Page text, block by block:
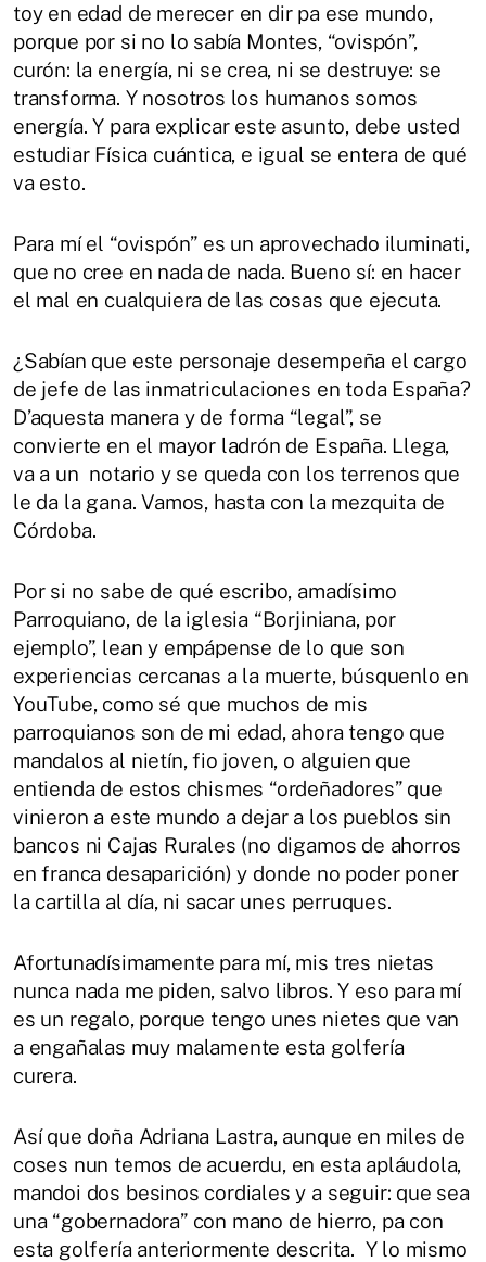
toy en edad de merecer en dir pa ese mundo,
porque por si no lo sabía Montes, “ovispón”,
curón: la energía, ni se crea, ni se destruye: se
transforma. Y nosotros los humanos somos
energía. Y para explicar este asunto, debe usted
estudiar Física cuántica, e igual se entera de qué
va esto.
Para mí el “ovispón” es un aprovechado iluminati,
que no cree en nada de nada. Bueno sí: en hacer
el mal en cualquiera de las cosas que ejecuta.
¿Sabían que este personaje desempeña el cargo
de jefe de las inmatriculaciones en toda España?
D’aquesta manera y de forma “legal”, se
convierte en el mayor ladrón de España. Llega,
va a un notario y se queda con los terrenos que
le da la gana. Vamos, hasta con la mezquita de
Córdoba.
Por si no sabe de qué escribo, amadísimo
Parroquiano, de la iglesia “Borjiniana, por
ejemplo”, lean y empápense de lo que son
experiencias cercanas a la muerte, búsquenlo en
YouTube, como sé que muchos de mis
parroquianos son de mi edad, ahora tengo que
mandalos al nietín, fio joven, o alguien que
entienda de estos chismes “ordeñadores” que
vinieron a este mundo a dejar a los pueblos sin
bancos ni Cajas Rurales (no digamos de ahorros
en franca desaparición) y donde no poder poner
la cartilla al día, ni sacar unes perruques.
Afortunadísimamente para mí, mis tres nietas
nunca nada me piden, salvo libros. Y eso para mí
es un regalo, porque tengo unes nietes que van
a engañalas muy malamente esta golfería
curera.
Así que doña Adriana Lastra, aunque en miles de
coses nun temos de acuerdu, en esta apláudola,
mandoi dos besinos cordiales y a seguir: que sea
una “gobernadora” con mano de hierro, pa con
esta golfería anteriormente descrita. Y lo mismo